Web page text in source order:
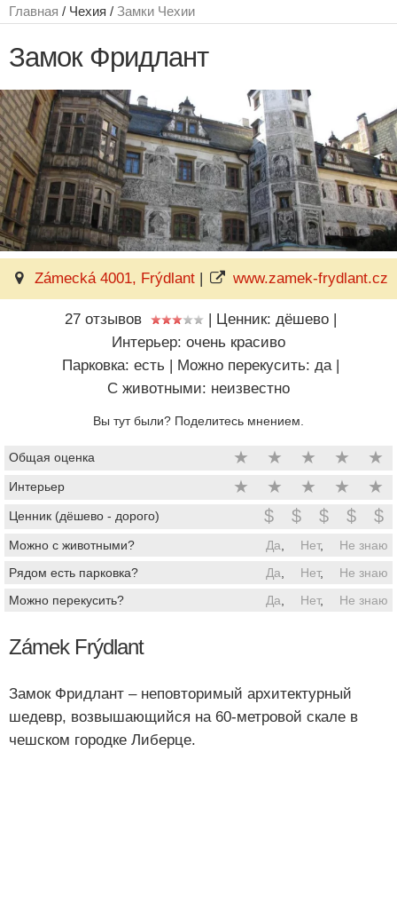
Главная / Чехия / Замки Чехии
Замок Фридлант
Zámecká 4001, Frýdlant | www.zamek-frydlant.cz
27 отзывов | Ценник: дёшево |
Интерьер: очень красиво
Парковка: есть | Можно перекусить: да |
C животными: неизвестно
Вы тут были? Поделитесь мнением.
Общая оценка ★ ★ ★ ★ ★
Интерьер ★ ★ ★ ★ ★
Ценник (дёшево - дорого) $ $ $ $ $
Можно с животными? Да Нет,
Не знаю
Рядом есть парковка?
Да Нет,
Не знаю
Можно перекусить?
Да Нет, Не знаю
Zámek Frýdlant
Замок Фридлант – неповторимый архитектурный
шедевр, возвышающийся на 60-метровой скале в
чешском городке Либерце.